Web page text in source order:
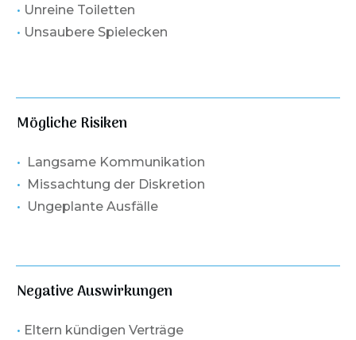
• Unreine Toiletten
• Unsaubere Spielecken
Mögliche Risiken
• Langsame Kommunikation
• Missachtung der Diskretion
• Ungeplante Ausfälle
Negative Auswirkungen
• Eltern kündigen Verträge